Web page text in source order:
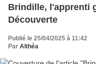
Brindille, l'apprenti
Découverte
Publié le 25/04/2025 à 11:42
Par Althéa